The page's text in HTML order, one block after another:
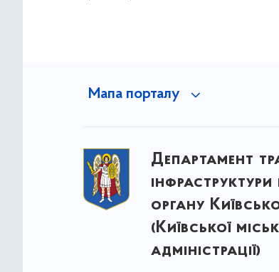
Мапа порталу
Департамент
органу
(Київської
адміністрації)